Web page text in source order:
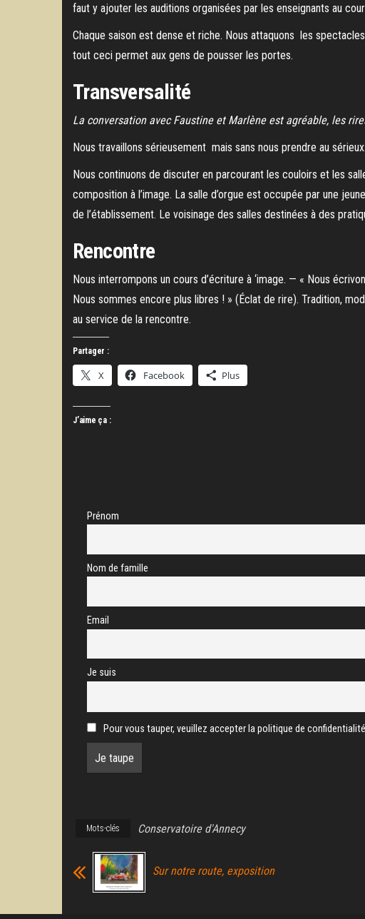
faut y ajouter les auditions organisées par les enseignants au
Chaque saison est dense et riche. Nous attaquons les
tout ceci permet aux gens de pousser les portes.
Transversalité
La conversation avec Faustine et Marlène est agréable, les
Nous travaillons sérieusement mais sans nous prendre au sérieux.
Nous continuons de discuter en parcourant les couloirs et les
composition à l’image. La salle d’orgue est occupée par une
de l’établissement. Le voisinage des salles destinées à des
Rencontre
Nous interrompons un cours d’écriture à ‘image. — « Nous
Nous sommes encore plus libres ! » (Éclat de rire). Tradition,
au service de la rencontre.
Partager :
X Facebook Plus
J’aime ça :
Prénom
Nom de famille
Email
Je suis
Pour vous tauper, veuillez accepter la politique de confidentialité
Mots-clés Conservatoire d'Annecy
Sur notre route, exposition